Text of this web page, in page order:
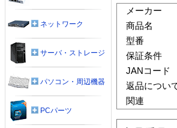
メーカー
商品名
型番
保証条件
JANコード
返品につい
関連
ネットワーク
サーバ・ストレージ
パソコン・周辺機器
PCパーツ